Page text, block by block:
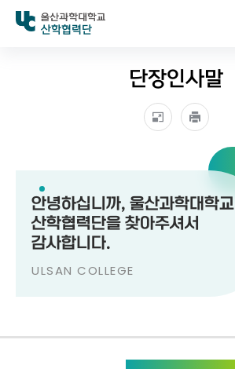
산학협력단
단장인사말
안녕하십니까, 울산과학대학교
산학협력단을 찾아주셔서
감사합니다.
ULSAN COLLEGE